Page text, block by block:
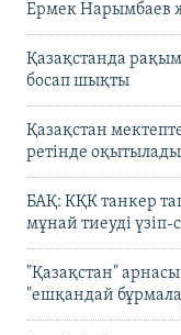
Ермек Нарымбаев
Қазақстанда
босап шықты
Қазақстан
ретінде оқытылады
БАҚ: КҚК танкер
мұнай тиеуді үзіп-
"Қазақстан"
"ешқандай